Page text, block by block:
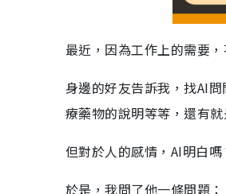
最近，因為工作上的需要
身邊的好友告訴我，找AI
療藥物的說明等等，還有
但對於人的感情，AI明白嗎
於是，我問了他一條問題